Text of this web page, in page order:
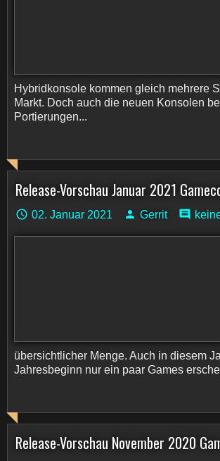
Hybridkonsole kommen gleich mehrere
Markt. Doch auch die neuen Konsolen
Portierungen...
Release-Vorschau Januar 2021
02. Januar 2021 Gerrit
übersichtlicher Menge. Auch in diesem
Jahresbeginn nur ein paar Games
Release-Vorschau November 2020